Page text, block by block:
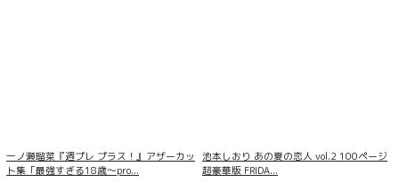
一ノ瀬瑠菜『週プレ プラス！』アザーカッ
ト集「最強すぎる18歳〜pro...
池本しおり あの夏の恋人 vol.2 100ページ
超豪華版 FRIDA...